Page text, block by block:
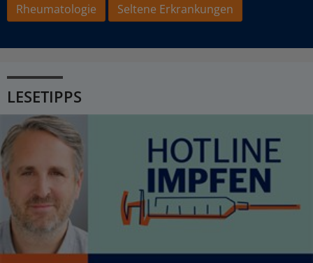
Rheumatologie
Seltene Erkrankungen
LESETIPPS